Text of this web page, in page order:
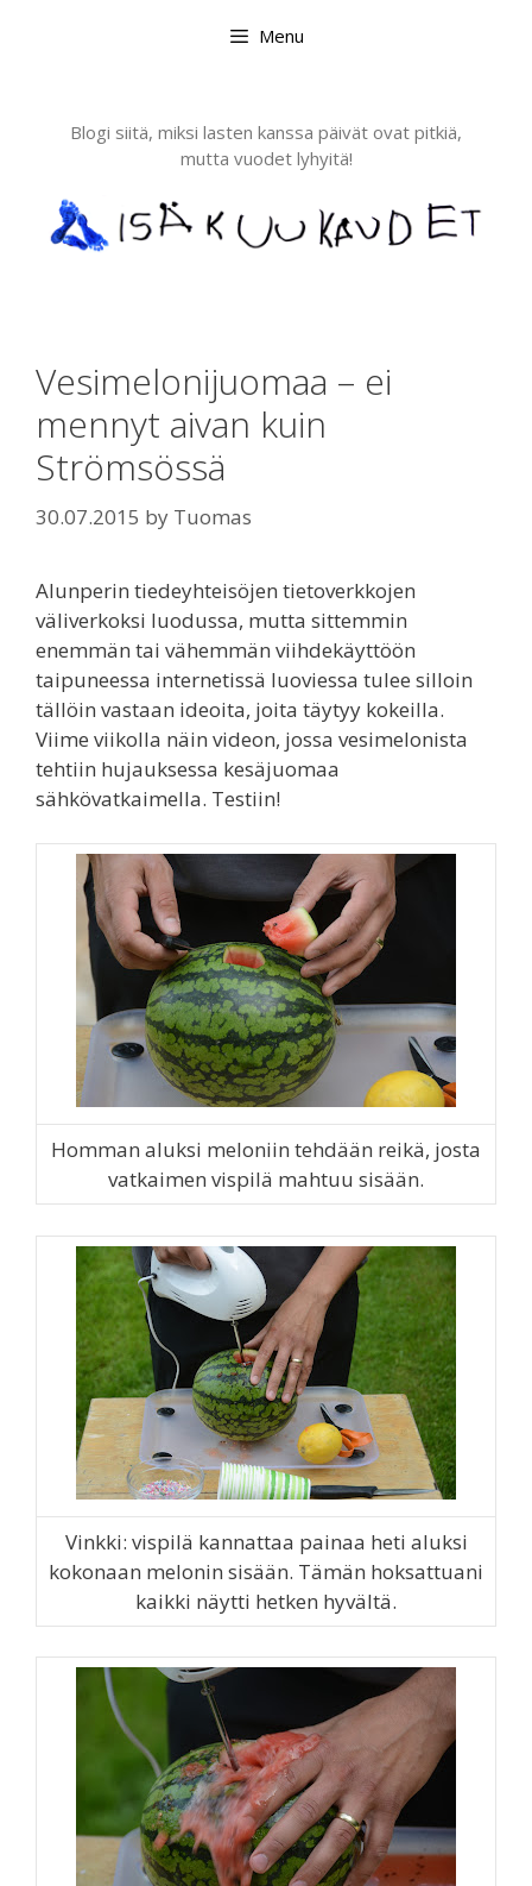
Menu
Blogi siitä, miksi lasten kanssa päivät ovat pitkiä,
mutta vuodet lyhyitä!
Vesimelonijuomaa – ei
mennyt aivan kuin
Strömsössä
30.07.2015 by Tuomas
Alunperin tiedeyhteisöjen tietoverkkojen
väliverkoksi luodussa, mutta sittemmin
enemmän tai vähemmän viihdekäyttöön
taipuneessa internetissä luoviessa tulee silloin
tällöin vastaan ideoita, joita täytyy kokeilla.
Viime viikolla näin videon, jossa vesimelonista
tehtiin hujauksessa kesäjuomaa
sähkövatkaimella. Testiin!
Homman aluksi meloniin tehdään reikä, josta
vatkaimen vispilä mahtuu sisään.
Vinkki: vispilä kannattaa painaa heti aluksi
kokonaan melonin sisään. Tämän hoksattuani
kaikki näytti hetken hyvältä.